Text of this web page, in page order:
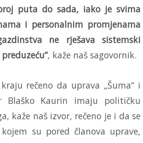
puta do sada, iako je svima
i personalnim promjenama
ne rješava sistemski
, kaže naš sagovornik.
rečeno da uprava „Šuma“ i
Blaško Kaurin imaju političku
kaže naš izvor, rečeno je i da se
su pored članova uprave,